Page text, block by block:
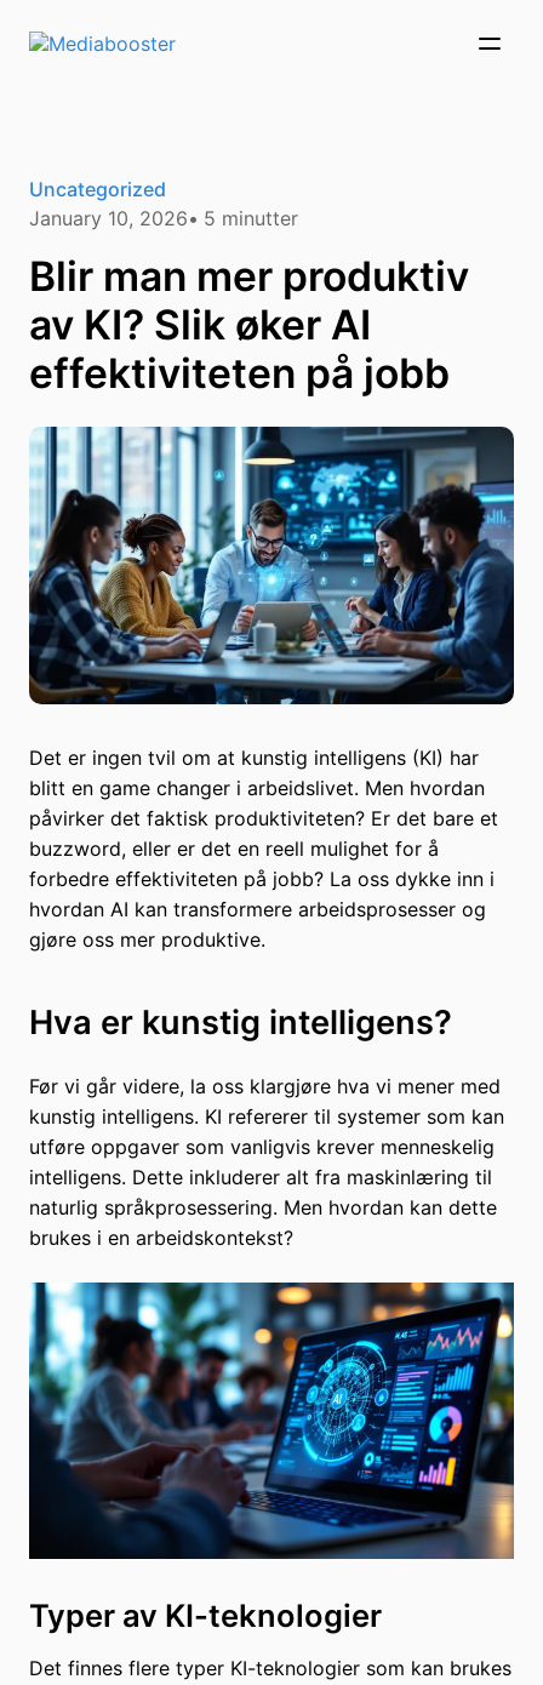
Skip To Main Content
Uncategorized
January 10, 2026
5 minutter
Blir man mer produktiv
av KI? Slik øker AI
effektiviteten på jobb
Det er ingen tvil om at kunstig intelligens (KI) har
blitt en game changer i arbeidslivet. Men hvordan
påvirker det faktisk produktiviteten? Er det bare et
buzzword, eller er det en reell mulighet for å
forbedre effektiviteten på jobb? La oss dykke inn i
hvordan AI kan transformere arbeidsprosesser og
gjøre oss mer produktive.
Hva er kunstig intelligens?
Før vi går videre, la oss klargjøre hva vi mener med
kunstig intelligens. KI refererer til systemer som kan
utføre oppgaver som vanligvis krever menneskelig
intelligens. Dette inkluderer alt fra maskinlæring til
naturlig språkprosessering. Men hvordan kan dette
brukes i en arbeidskontekst?
Typer av KI-teknologier
Det finnes flere typer KI-teknologier som kan brukes